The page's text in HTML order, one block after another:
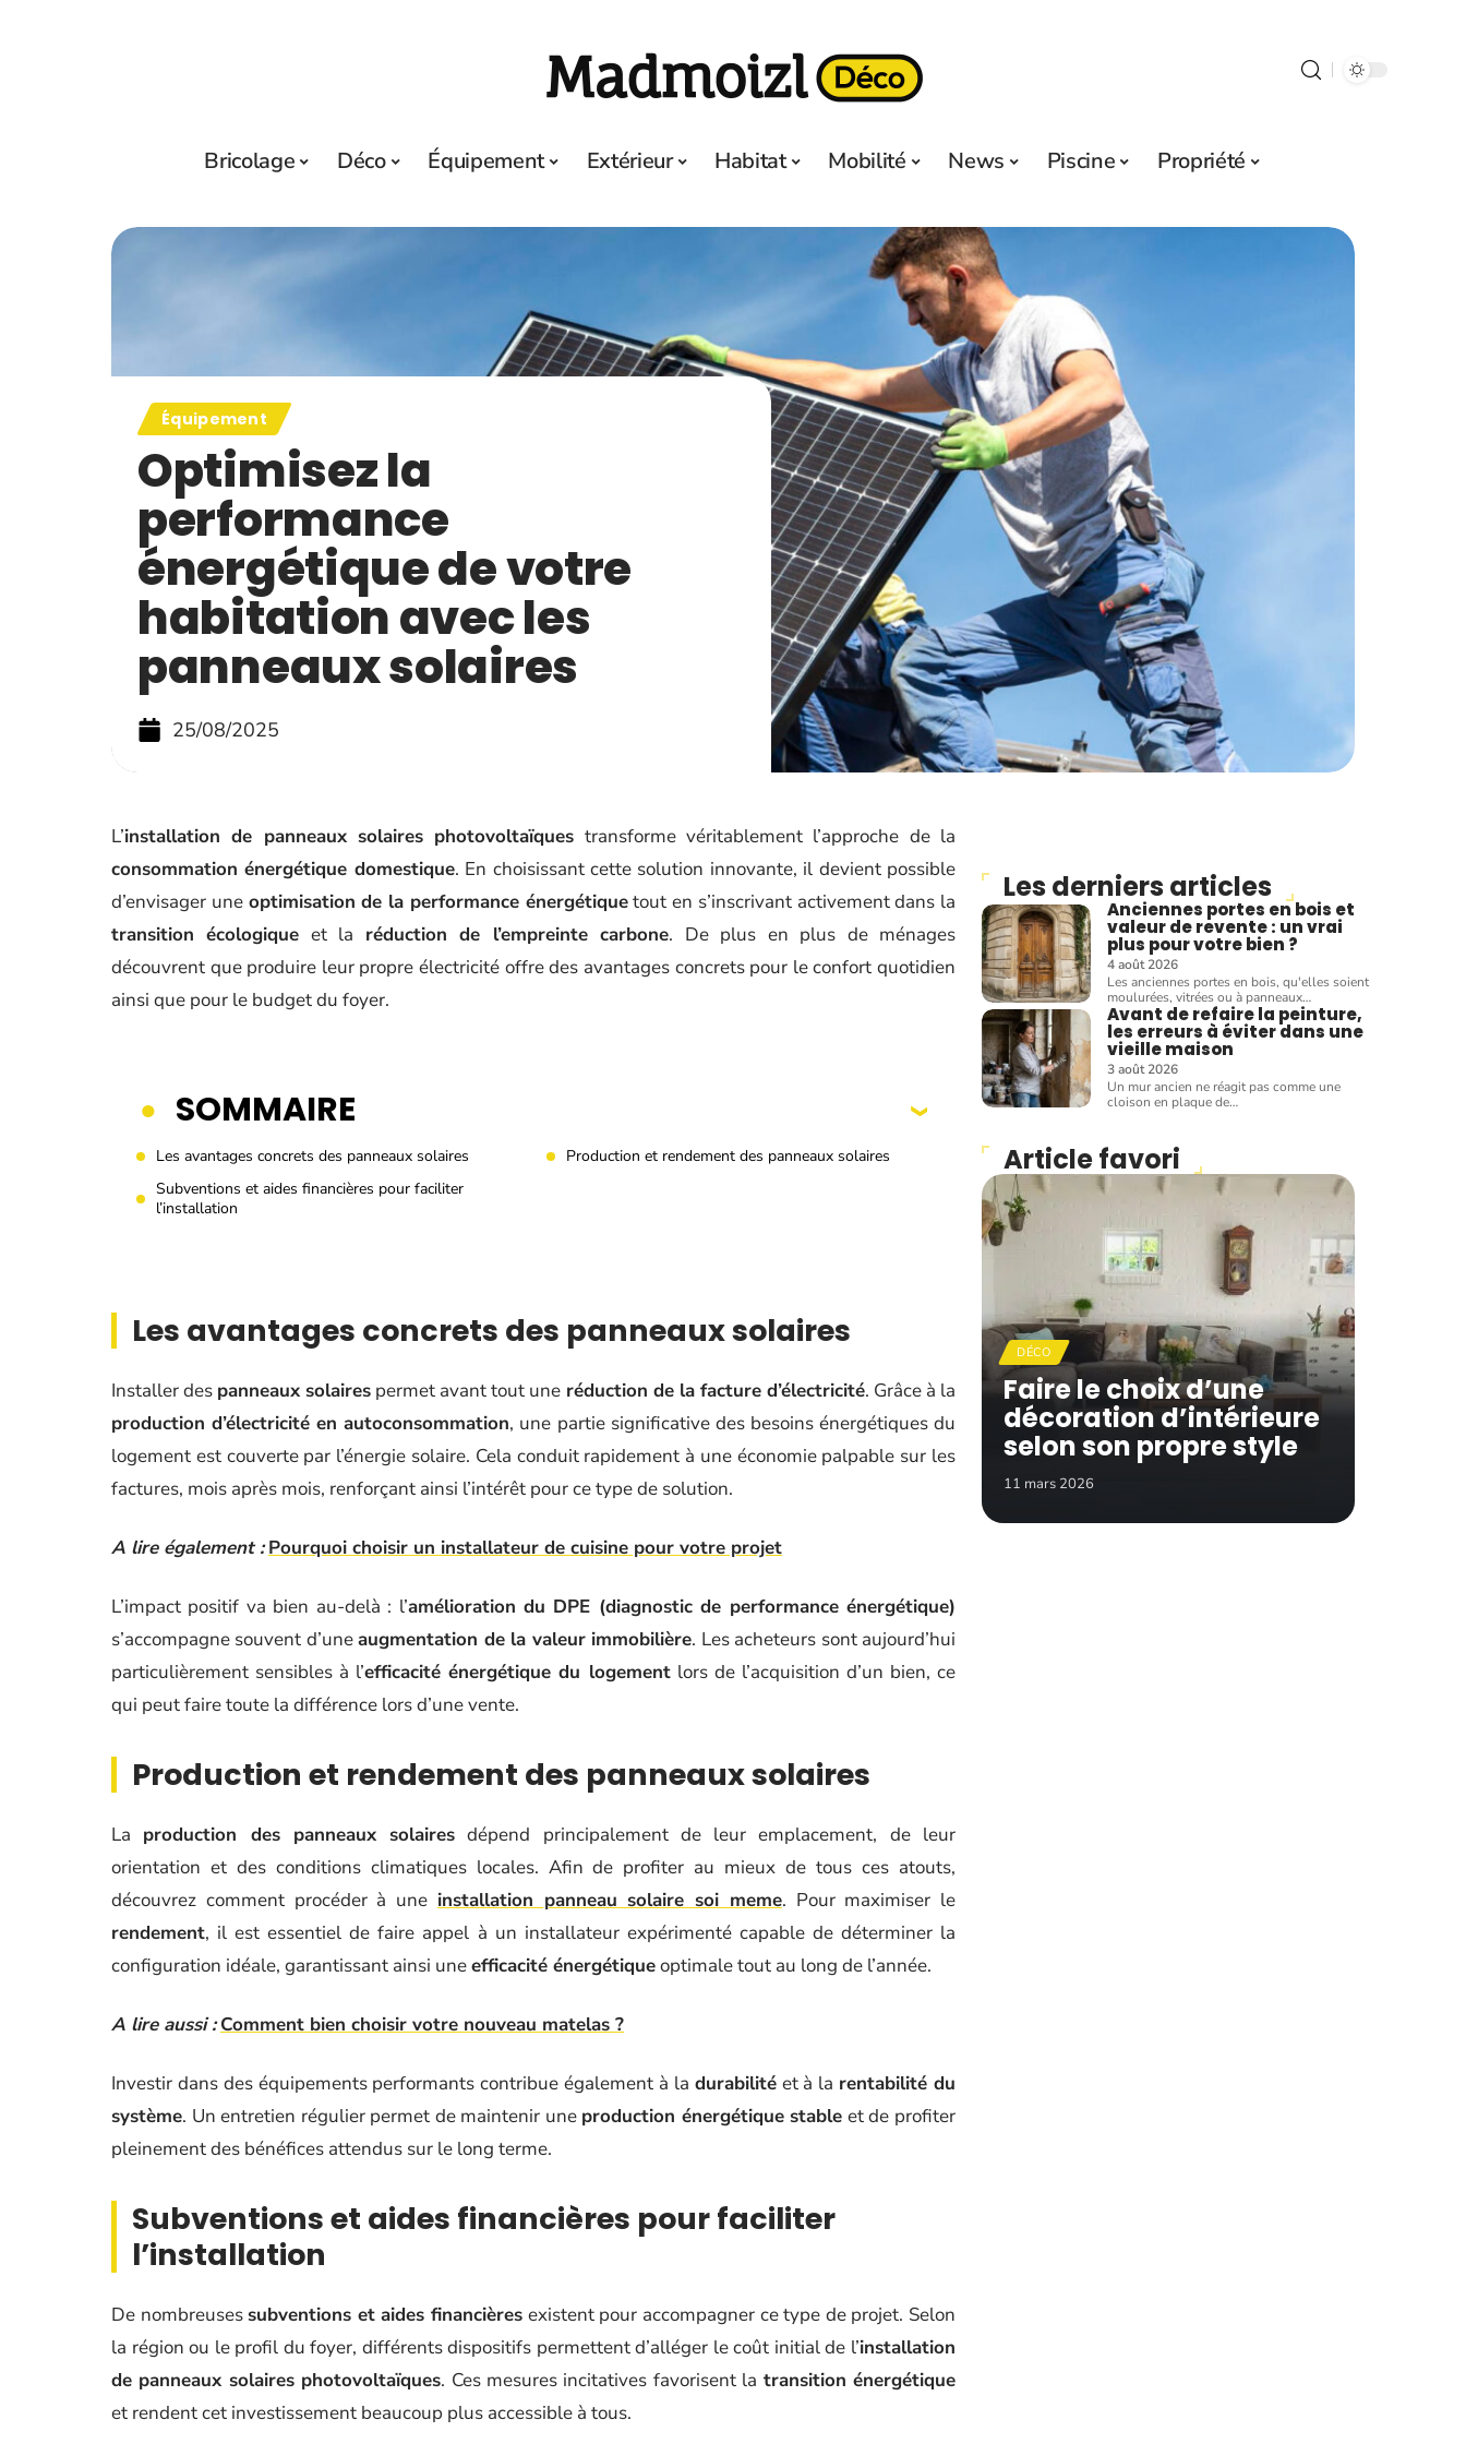
Bricolage Déco Équipement Extérieur Habitat Mobilité News Piscine Propriété
Équipement
Optimisez la
performance
énergétique de votre
habitation avec les
panneaux solaires
25/08/2025
L’installation de panneaux solaires photovoltaïques transforme véritablement l’approche de la
consommation énergétique domestique. En choisissant cette solution innovante, il devient possible
d’envisager une optimisation de la performance énergétiquetout en s’inscrivant activement dans la
transition écologique et la réduction de l’empreinte carbone. De plus en plus de ménages
découvrent que produire leur propre électricité offre des avantages concrets pour le confort quotidien
ainsi que pour le budget du foyer.
SOMMAIRE
Les avantages concrets des panneaux solaires
Production et rendement des panneaux solaires
Subventions et aides financières pour faciliter
l’installation
Les avantages concrets des panneaux solaires
Installer des panneaux solaires permet avant tout une réduction de la facture d’électricité. Grâce à la
production d’électricité en autoconsommation, une partie significative des besoins énergétiques du
logement est couverte par l’énergie solaire. Cela conduit rapidement à une économie palpable sur les
factures, mois après mois, renforçant ainsi l’intérêt pour ce type de solution.
A lire également : Pourquoi choisir un installateur de cuisine pour votre projet
L’impact positif va bien au-delà : l’amélioration du DPE (diagnostic de performance énergétique)
s’accompagne souvent d’uneaugmentation de la valeur immobilière. Les acheteurs sont aujourd’hui
particulièrement sensibles à l’efficacité énergétique du logementlors de l’acquisition d’un bien, ce
qui peut faire toute la différence lors d’une vente.
Production et rendement des panneaux solaires
La production des panneaux solaires dépend principalement de leur emplacement, de leur
orientation et des conditions climatiques locales. Afin de profiter au mieux de tous ces atouts,
découvrez comment procéder à une installation panneau solaire soi meme. Pour maximiser le
rendement, il est essentiel de faire appel à un installateur expérimenté capable de déterminer la
configuration idéale, garantissant ainsi uneefficacité énergétiqueoptimale tout au long de l’année.
A lire aussi : Comment bien choisir votre nouveau matelas ?
Investir dans des équipements performants contribue également à la durabilitéet à la rentabilité du
système. Un entretien régulier permet de maintenir une production énergétique stable et de profiter
pleinement des bénéfices attendus sur le long terme.
Subventions et aides financières pour faciliter
l’installation
De nombreuses subventions et aides financières existent pour accompagner ce type de projet. Selon
la région ou le profil du foyer, différents dispositifs permettent d’alléger le coût initial de l’installation
de panneaux solaires photovoltaïques. Ces mesures incitatives favorisent la transition énergétique
et rendent cet investissement beaucoup plus accessible à tous.
Les derniers articles
Anciennes portes en bois et
valeur de revente : un vrai
plus pour votre bien ?
4 août 2026
Les anciennes portes en bois, qu'elles soient
moulurées, vitrées ou à panneaux…
Avant de refaire la peinture,
les erreurs à éviter dans une
vieille maison
3 août 2026
Un mur ancien ne réagit pas comme une
cloison en plaque de…
Article favori
DÉCO
Faire le choix d’une
décoration d’intérieure
selon son propre style
11 mars 2026